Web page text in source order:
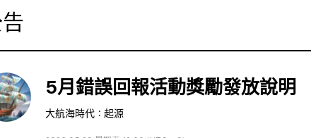
5月錯誤回報活動獎勵發放說明
大航海時代：起源